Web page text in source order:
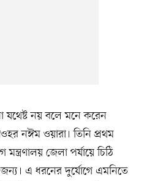
যথেষ্ট নয় বলে মনে করেন
নঈম ওয়ারা। তিনি প্রথম
জেলা পর্যায়ে চিঠি
এ ধরনের দুর্যোগে এমনিতে